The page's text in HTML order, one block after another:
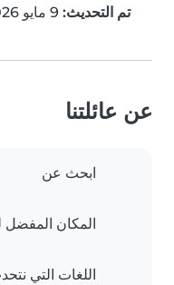
تم التحديث:
عن عائلتنا
ابحث عن
المكان المفضل
اللغات التي